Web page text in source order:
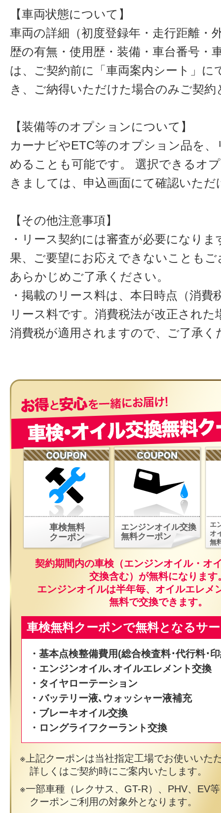
【車両状態について】
車両の詳細（初度登録年・走行距離・
歴の有無・使用歴・装備・車台番号・
は、ご契約前に「車両案内シート」に
き、ご納得いただけた場合のみご契約
【装備等のオプションについて】
カーナビやETC等のオプション品を、
めることも可能です。 選択できるオ
きましては、申込画面にて確認いただ
【その他注意事項】
・リース契約には審査が必要になりま
果、ご要望にお応えできないことも
あらかじめご了承ください。
・掲載のリース料は、本日時点（消費
リース料です。消費税法が改正された
消費税が適用されますので、ご了承く
車検無料
クーポン
エンジンオイル交換
無料クーポン
エ
オ
無
契約期間内の車検（エンジンオイル・オ
交換含む）が無料になります
エンジンオイルは半年毎、オイルエレメ
無料で交換できます。
車検無料クーポンで無料となるサ
・基本点検整備費用(総合検査料･代行料･
・エンジンオイル､オイルエレメント交換
・タイヤローテーション
・バッテリー液､ウォッシャー液補充
・ブレーキオイル交換
・ロングライフクーラント交換
上記クーポンは当社指定工場でお使いいた
詳しくはご契約時にご案内いたします。
一部車種（レクサス、GT-R）、PHV、EV
クーポンご利用の対象外となります。